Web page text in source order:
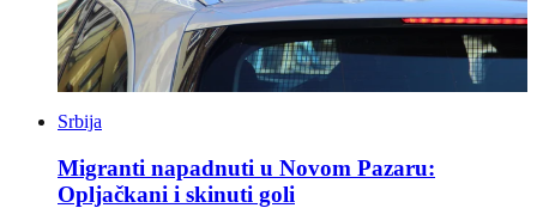
Srbija
Migranti napadnuti u Novom Pazaru:
Opljačkani i skinuti goli